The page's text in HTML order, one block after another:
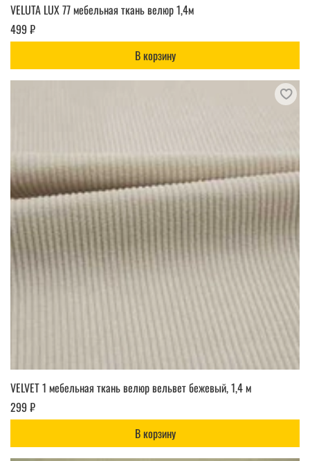
VELUTA LUX 77 мебельная ткань велюр 1,4м
499 ₽
В корзину
VELVET 1 мебельная ткань велюр вельвет бежевый, 1,4 м
299 ₽
В корзину